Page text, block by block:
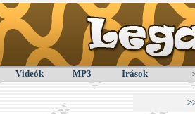
Videók MP3 Irások